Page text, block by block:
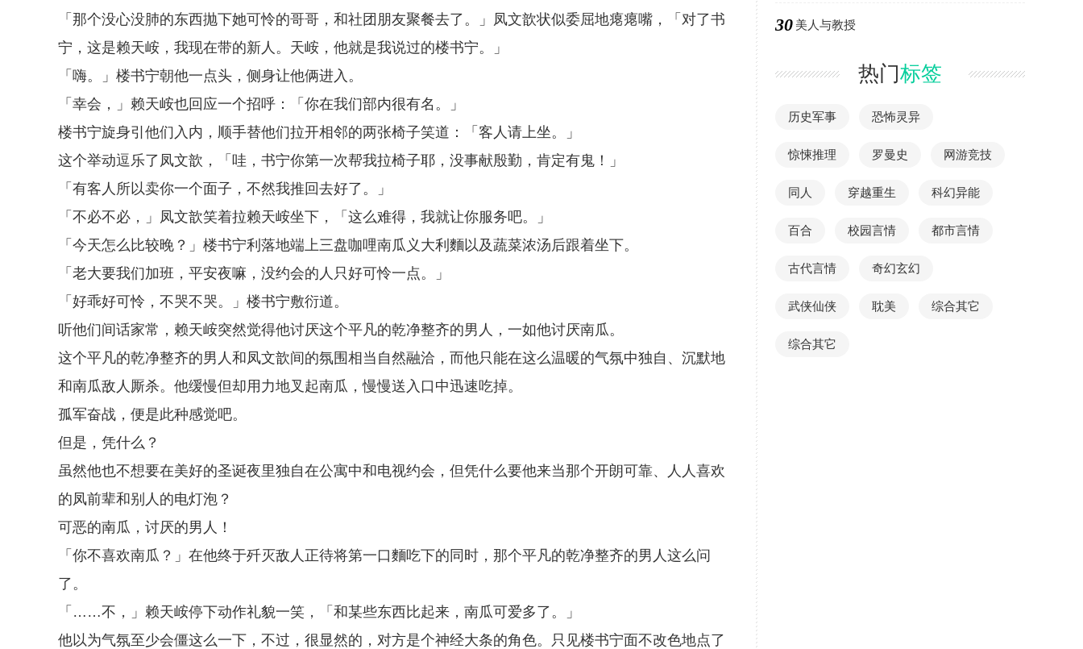
「那个没心没肺的东西抛下她可怜的哥哥，和社团朋友聚餐去了。」凤文歆状似委屈地瘪瘪嘴，「对了书
宁，这是赖天峖，我现在带的新人。天峖，他就是我说过的楼书宁。」
「嗨。」楼书宁朝他一点头，侧身让他俩进入。
「幸会，」赖天峖也回应一个招呼：「你在我们部内很有名。」
楼书宁旋身引他们入内，顺手替他们拉开相邻的两张椅子笑道：「客人请上坐。」
这个举动逗乐了凤文歆，「哇，书宁你第一次帮我拉椅子耶，没事献殷勤，肯定有鬼！」
「有客人所以卖你一个面子，不然我推回去好了。」
「不必不必，」凤文歆笑着拉赖天峖坐下，「这么难得，我就让你服务吧。」
「今天怎么比较晚？」楼书宁利落地端上三盘咖哩南瓜义大利麵以及蔬菜浓汤后跟着坐下。
「老大要我们加班，平安夜嘛，没约会的人只好可怜一点。」
「好乖好可怜，不哭不哭。」楼书宁敷衍道。
听他们间话家常，赖天峖突然觉得他讨厌这个平凡的乾净整齐的男人，一如他讨厌南瓜。
这个平凡的乾净整齐的男人和凤文歆间的氛围相当自然融洽，而他只能在这么温暖的气氛中独自、沉默地
和南瓜敌人厮杀。他缓慢但却用力地叉起南瓜，慢慢送入口中迅速吃掉。
孤军奋战，便是此种感觉吧。
但是，凭什么？
虽然他也不想要在美好的圣诞夜里独自在公寓中和电视约会，但凭什么要他来当那个开朗可靠、人人喜欢
的凤前辈和别人的电灯泡？
可恶的南瓜，讨厌的男人！
「你不喜欢南瓜？」在他终于歼灭敌人正待将第一口麵吃下的同时，那个平凡的乾净整齐的男人这么问
了。
「……不，」赖天峖停下动作礼貌一笑，「和某些东西比起来，南瓜可爱多了。」
他以为气氛至少会僵这么一下，不过，很显然的，对方是个神经大条的角色。只见楼书宁面不改色地点了
30 美人与教授
热门标签
历史军事 恐怖灵异
惊悚推理 罗曼史 网游竞技
同人 穿越重生 科幻异能
百合 校园言情 都市言情
古代言情 奇幻玄幻
武侠仙侠 耽美 综合其它
综合其它